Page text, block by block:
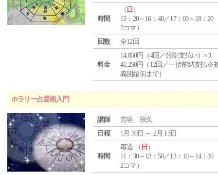
時間
（ 日 ）
15：20～16：40／17：00～18：20
2コマ）
回数
全12回
料金
14,850円（4回／分割支払い）×3
41,250円（12回／一括前納支払※
義開始前まで）
ホラリー占星術入門
講師
芳垣 宗久
日程
1月 30日 ～ 2月 13日
時間
毎週 （ 日 ）
11：30～12：50／13：10～14：30
2コマ）